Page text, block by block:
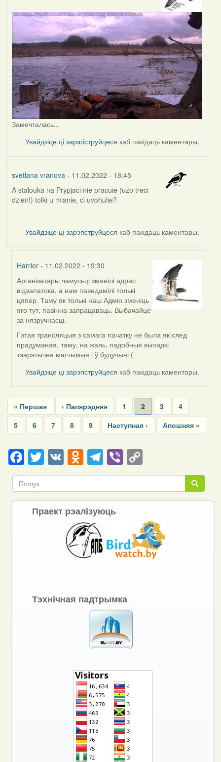
Замечталась...
Увайдзіце цізарэгіструйцеся каб пакідаць каментары.
svetlana vranova- 11.02.2022 - 18:45
A stalouka na Prypjaci nie pracuie (užo treci
dzien!) tolki u mianie, ci uvohulie?
Увайдзіце цізарэгіструйцеся каб пакідаць каментары.
Harrier - 11.02.2022 - 19:30
In
reply
to
by
svetlana
vranova
Арганізатары чамусьці змянілі адрас
відэапатока, а нам паведамілі толькі
цяпер. Таму як толькі наш Адмін зменіць
яго тут, павінна запрацаваць. Выбачайце
за нязручнасці.
Гэтая трансляцыя з самага пачатку не была як след
прадуманая, таму, на жаль, падобныя выпадкі
тэарэтычна магчымыя і ў будучыні (
Увайдзіце цізарэгіструйцеся каб пакідаць каментары.
Pagination
First
page
« Першая
Previous
page
‹ Папярэдняя Page
1
Current
page
2 Page
3 Page
4
Page
5 Page
6 Page
7 Page
8 Page
9
Next
page
Наступная ›
Last
page
Апошняя »
Facebook
Twitter
VKOdnoklassniki
Telegram
ViberCopy
Link Пошук
Пошук
Праект рэалізуюць
Тэхнічная падтрымка